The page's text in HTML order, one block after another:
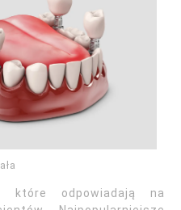
które odpowiadają na